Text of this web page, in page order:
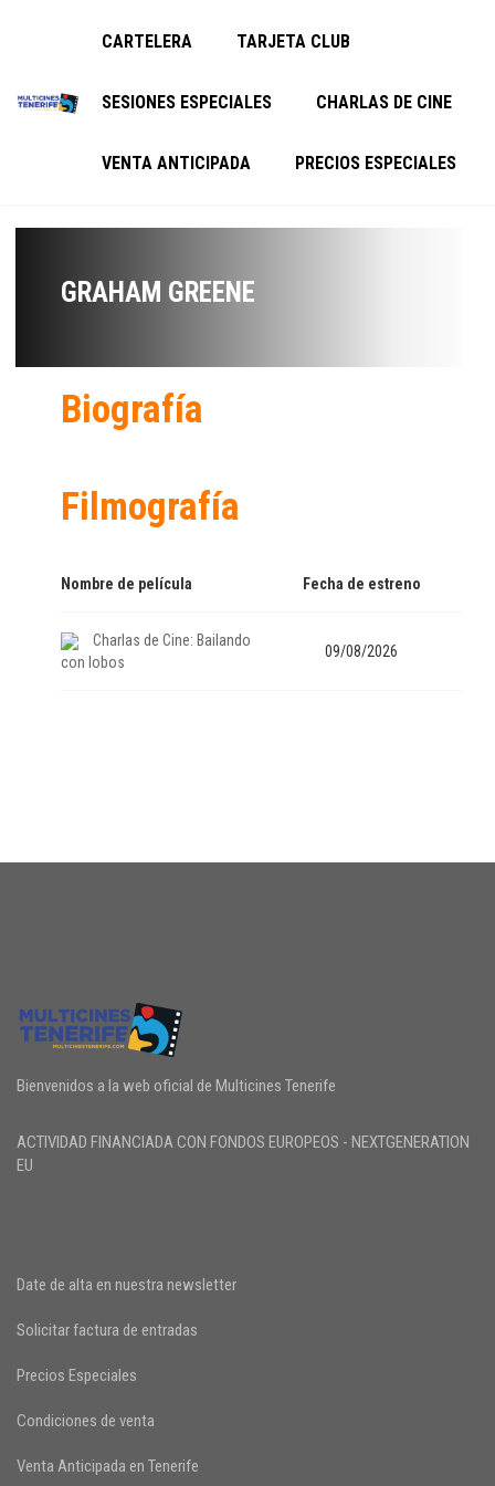
CARTELERA TARJETA CLUB
SESIONES ESPECIALES CHARLAS DE CINE
VENTA ANTICIPADA PRECIOS ESPECIALES
GRAHAM GREENE
Biografía
Filmografía
Nombre de película Fecha de estreno
Charlas de Cine: Bailando
con lobos
09/08/2026
Bienvenidos a la web oficial de Multicines Tenerife
ACTIVIDAD FINANCIADA CON FONDOS EUROPEOS - NEXTGENERATION
EU
Date de alta en nuestra newsletter
Solicitar factura de entradas
Precios Especiales
Condiciones de venta
Venta Anticipada en Tenerife